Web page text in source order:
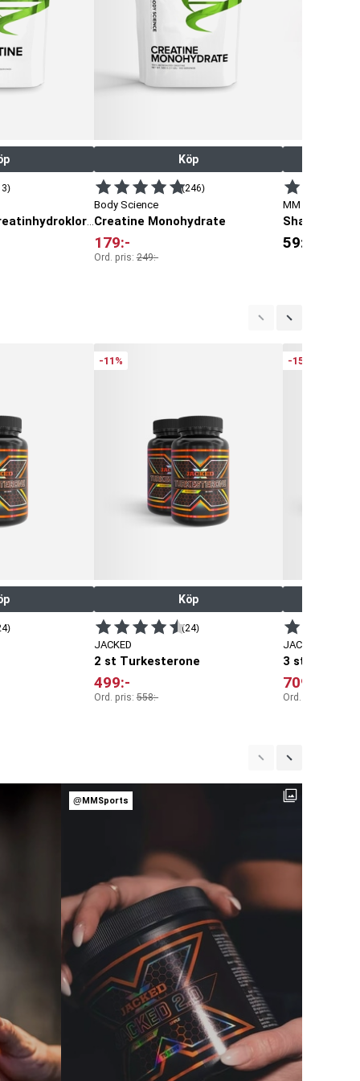
Creatine HCl - kreatinhydroklorid
Köp
(246)
Body Science
Creatine Monohydrate
179:-
Ord. pris:249:-
MM Sports
Shaker Sky,
59:-
-11%
Köp
(24)
JACKED
2 st Turkesterone
499:-
Ord. pris:558:-
-15%
JACKED
3 st
709
Ord. pris:
@MMSports